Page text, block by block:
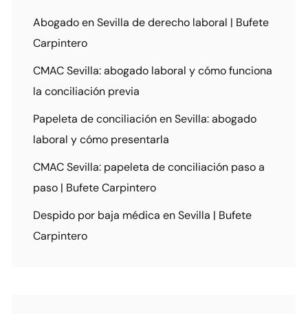
Abogado en Sevilla de derecho laboral | Bufete
Carpintero
CMAC Sevilla: abogado laboral y cómo funciona
la conciliación previa
Papeleta de conciliación en Sevilla: abogado
laboral y cómo presentarla
CMAC Sevilla: papeleta de conciliación paso a
paso | Bufete Carpintero
Despido por baja médica en Sevilla | Bufete
Carpintero